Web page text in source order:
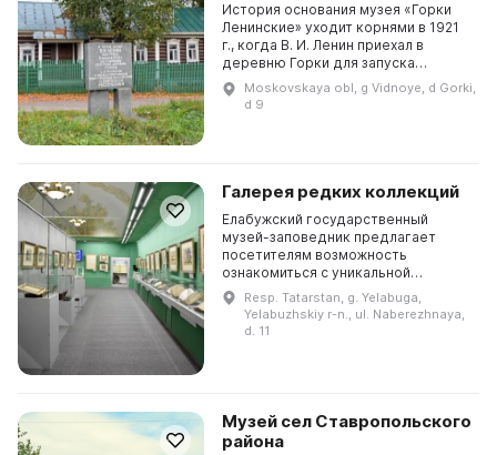
История основания музея «Горки
Ленинские» уходит корнями в 1921
г., когда В. И. Ленин приехал в
деревню Горки для запуска
практической реализации плана
ГОЭЛРО. Для памяти о событии
Moskovskaya obl, g Vidnoye, d Gorki,
d 9
Галерея редких коллекций
Елабужский государственный
музей-заповедник предлагает
посетителям возможность
ознакомиться с уникальной
выставкой «В мире священного
Корана», составленной из двух
частных коллекций. В галерее
Resp. Tatarstan, g. Yelabuga,
Yelabuzhskiy r-n., ul. Naberezhnaya,
d. 11
Музей сел Ставропольского
района